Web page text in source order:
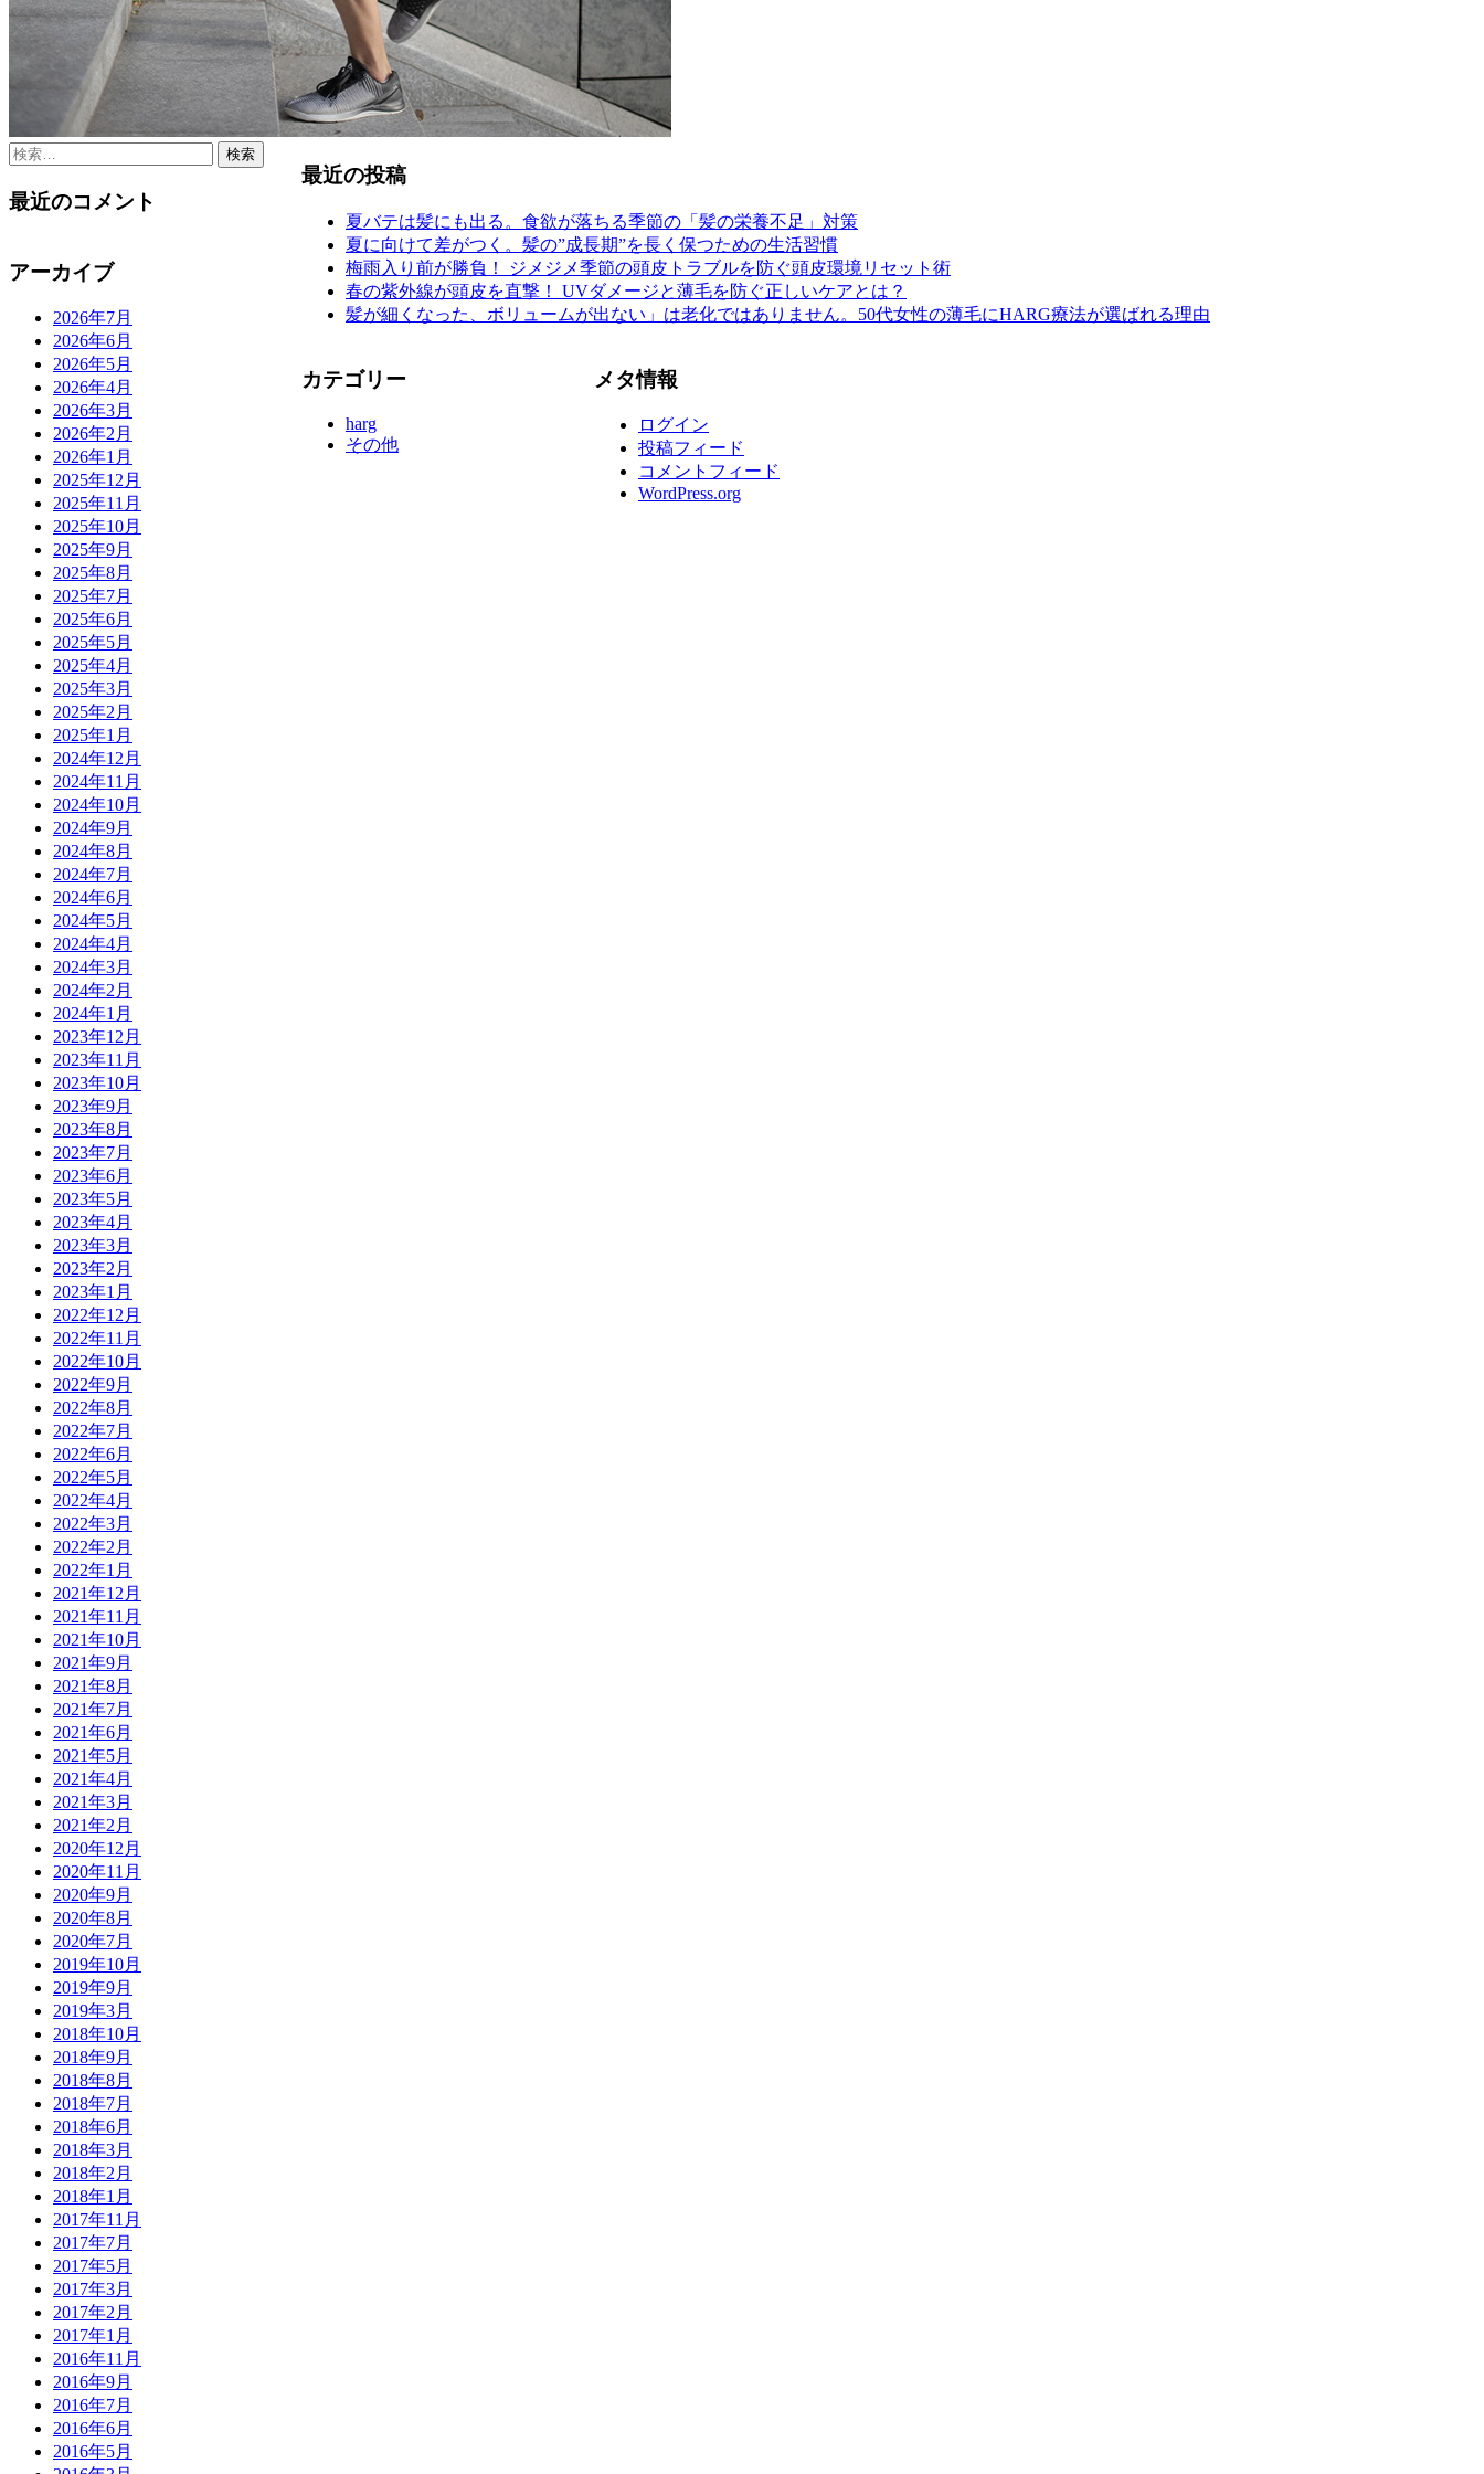
検
最近の投稿
夏バテは髪にも出る。食欲が落ちる季節の「髪の栄養不足」対策
夏に向けて差がつく。髪の”成長期”を長く保つための生活習慣
梅雨入り前が勝負！ ジメジメ季節の頭皮トラブルを防ぐ頭皮環境リセット術
春の紫外線が頭皮を直撃！ UVダメージと薄毛を防ぐ正しいケアとは？
髪が細くなった、ボリュームが出ない」は老化ではありません。50代女性の薄毛にHARG療法が選ばれる理由
最近のコメント
アーカイブ
2026年7月
2026年6月
2026年5月
2026年4月
2026年3月
2026年2月
2026年1月
2025年12月
2025年11月
2025年10月
2025年9月
2025年8月
2025年7月
2025年6月
2025年5月
2025年4月
2025年3月
2025年2月
2025年1月
2024年12月
2024年11月
2024年10月
2024年9月
2024年8月
2024年7月
2024年6月
2024年5月
2024年4月
2024年3月
2024年2月
2024年1月
2023年12月
2023年11月
2023年10月
2023年9月
2023年8月
2023年7月
2023年6月
2023年5月
2023年4月
2023年3月
2023年2月
2023年1月
2022年12月
2022年11月
2022年10月
2022年9月
2022年8月
2022年7月
2022年6月
2022年5月
2022年4月
2022年3月
2022年2月
2022年1月
2021年12月
2021年11月
2021年10月
2021年9月
2021年8月
2021年7月
2021年6月
2021年5月
2021年4月
2021年3月
2021年2月
2020年12月
2020年11月
2020年9月
2020年8月
2020年7月
2019年10月
2019年9月
2019年3月
2018年10月
2018年9月
2018年8月
2018年7月
2018年6月
2018年3月
2018年2月
2018年1月
2017年11月
2017年7月
2017年5月
2017年3月
2017年2月
2017年1月
2016年11月
2016年9月
2016年7月
2016年6月
2016年5月
カテゴリー
harg
その他
メタ情報
ログイン
投稿フィード
コメントフィード
WordPress.org